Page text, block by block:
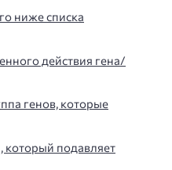
ниже списка
действия гена/
генов, которые
который подавляет